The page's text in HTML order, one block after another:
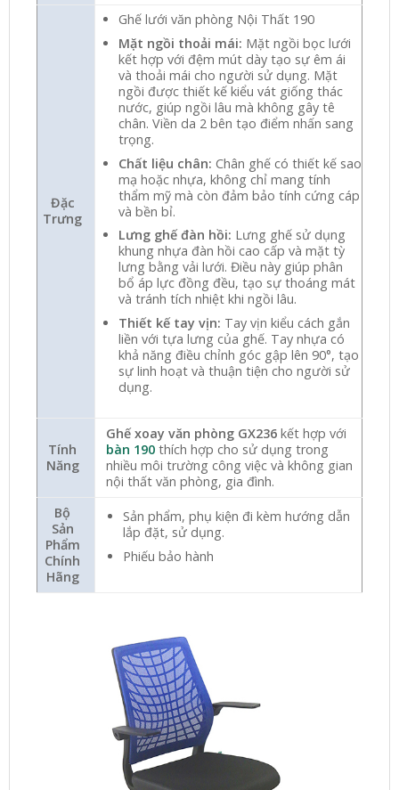
Đặc
Trưng
Ghế lưới văn phòng Nội Thất 190
Mặt ngồi thoải mái: Mặt ngồi bọc lưới
kết hợp với đệm mút dày tạo sự êm ái
và thoải mái cho người sử dụng. Mặt
ngồi được thiết kế kiểu vát giống thác
nước, giúp ngồi lâu mà không gây tê
chân. Viền da 2 bên tạo điểm nhấn sang
trọng.
Chất liệu chân: Chân ghế có thiết kế sao
mạ hoặc nhựa, không chỉ mang tính
thẩm mỹ mà còn đảm bảo tính cứng cáp
và bền bỉ.
Lưng ghế đàn hồi: Lưng ghế sử dụng
khung nhựa đàn hồi cao cấp và mặt tỳ
lưng bằng vải lưới. Điều này giúp phân
bổ áp lực đồng đều, tạo sự thoáng mát
và tránh tích nhiệt khi ngồi lâu.
Thiết kế tay vịn: Tay vịn kiểu cách gắn
liền với tựa lưng của ghế. Tay nhựa có
khả năng điều chỉnh góc gập lên 90°, tạo
sự linh hoạt và thuận tiện cho người sử
dụng.
Tính
Năng
Ghế xoay văn phòng GX236 kết hợp với
bàn 190 thích hợp cho sử dụng trong
nhiều môi trường công việc và không gian
nội thất văn phòng, gia đình.
Bộ
Sản
Phẩm
Chính
Hãng
Sản phẩm, phụ kiện đi kèm hướng dẫn
lắp đặt, sử dụng.
Phiếu bảo hành